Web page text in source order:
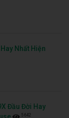
Nhất Hiện
Đầu Đời Hay
5642